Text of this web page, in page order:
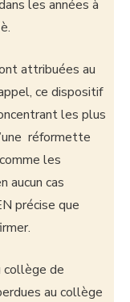
les années à
attribuées au
ce dispositif
les plus
réformette
les
aucun cas
précise que
collège de
au collège